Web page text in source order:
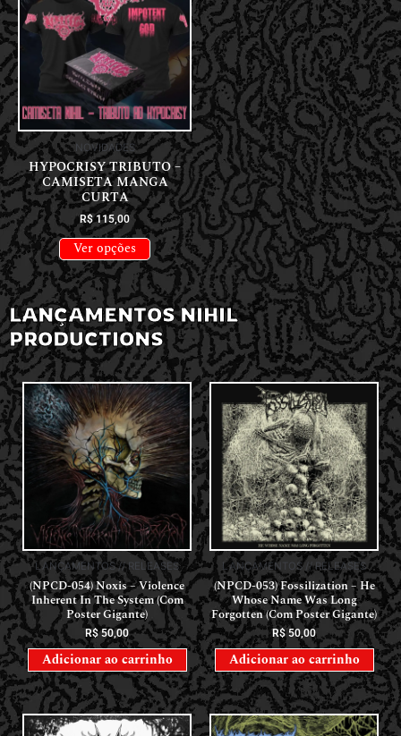
NOVIDADES
HYPOCRISY TRIBUTO –
CAMISETA MANGA
CURTA
R$115,00
Ver opções
LANÇAMENTOS NIHIL
PRODUCTIONS
LANÇAMENTOS // RELEASES
(NPCD-054) Noxis – Violence
Inherent In The System (Com
Poster Gigante)
R$50,00
Adicionar ao carrinho
LANÇAMENTOS // RELEASES
(NPCD-053) Fossilization – He
Whose Name Was Long
Forgotten (Com Poster Gigante)
R$ 50,00
Adicionar ao carrinho